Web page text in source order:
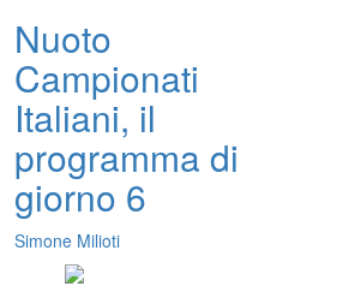
Nuoto
Campionati
Italiani, il
programma di
giorno 6
Simone Milioti